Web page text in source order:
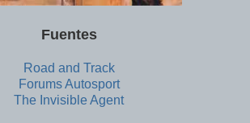
Fuentes
Road and Track
Forums Autosport
The Invisible Agent